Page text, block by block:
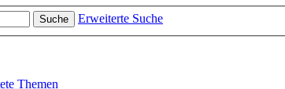
Suche Erweiterte Suche
Themen